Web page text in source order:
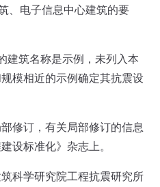
、电子信息中心建筑的要
建筑名称是示例，未列入本
模相近的示例确定其抗震设
修订，有关局部修订的信息
设标准化》杂志上。
科学研究院工程抗震研究所